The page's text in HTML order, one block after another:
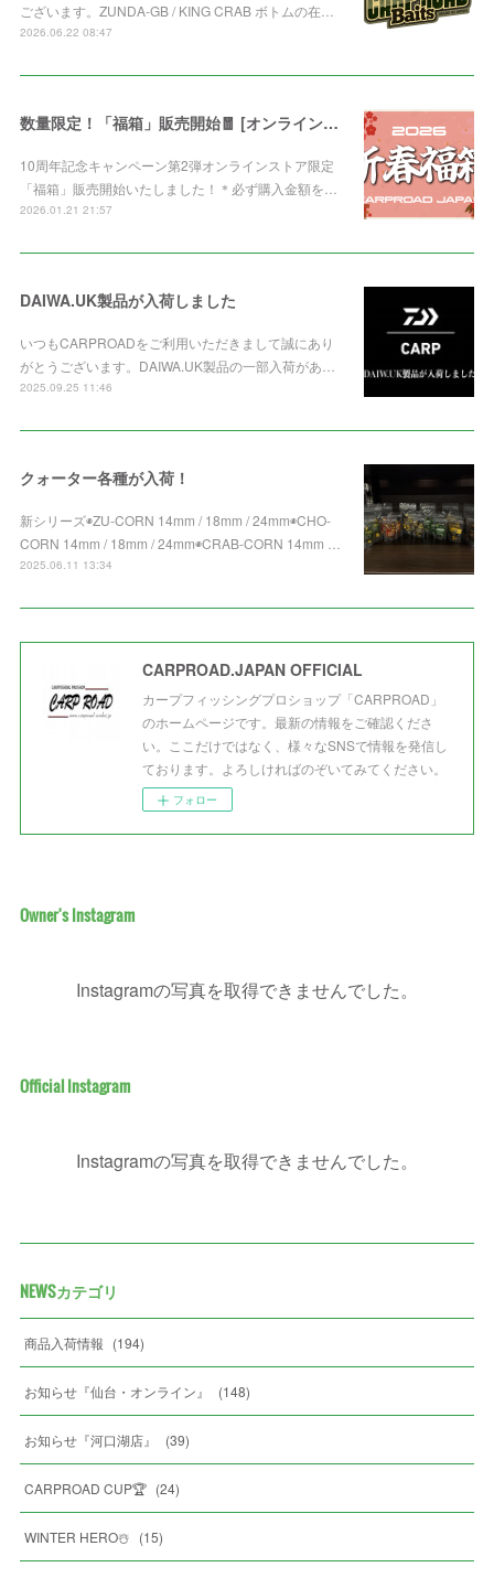
ございます。ZUNDA-GB / KING CRAB ボトムの在…
2026.06.22 08:47
数量限定！「福箱」販売開始🧧 [オンライン限定]
10周年記念キャンペーン第2弾オンラインストア限定
「福箱」販売開始いたしました！＊必ず購入金額を…
2026.01.21 21:57
DAIWA.UK製品が入荷しました
いつもCARPROADをご利用いただきまして誠にあり
がとうございます。DAIWA.UK製品の一部入荷があ…
2025.09.25 11:46
クォーター各種が入荷！
新シリーズ◉ZU-CORN 14mm / 18mm / 24mm◉CHO-
CORN 14mm / 18mm / 24mm◉CRAB-CORN 14mm …
2025.06.11 13:34
CARPROAD.JAPAN OFFICIAL
カープフィッシングプロショップ「CARPROAD」
のホームページです。最新の情報をご確認くださ
い。ここだけではなく、様々なSNSで情報を発信し
ております。よろしければのぞいてみてください。
フォロー
Owner's Instagram
Instagramの写真を取得できませんでした。
Official Instagram
Instagramの写真を取得できませんでした。
NEWSカテゴリ
商品入荷情報 (194)
お知らせ『仙台・オンライン』 (148)
お知らせ『河口湖店』 (39)
CARPROAD CUP🏆 (24)
WINTER HERO☃️ (15)